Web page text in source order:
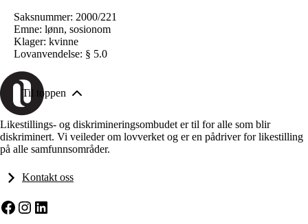
Saksnummer: 2000/221
Emne: lønn, sosionom
Klager: kvinne
Lovanvendelse: § 5.0
Til toppen
Likestillings- og diskrimineringsombudet er til for alle som blir
diskriminert. Vi veileder om lovverket og er en pådriver for likestilling
på alle samfunnsområder.
Kontakt oss
Facebook
Instagram
LinkedIn